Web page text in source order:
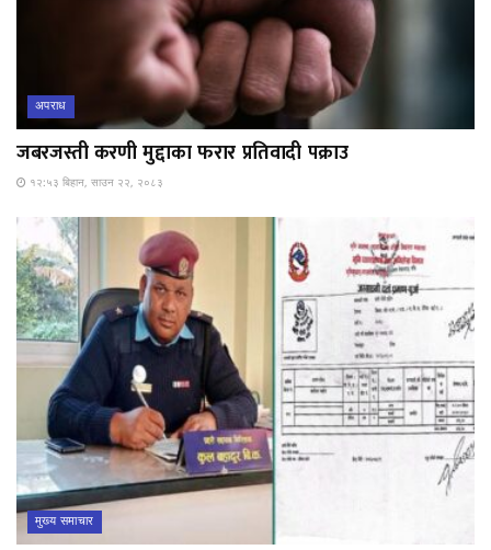
अपराध
जबरजस्ती करणी मुद्दाका फरार प्रतिवादी पक्राउ
१२:५३ बिहान, साउन २२, २०८३
मुख्य समाचार